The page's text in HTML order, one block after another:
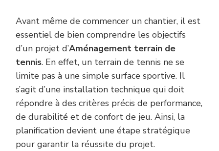
Avant même de commencer un chantier, il est
essentiel de bien comprendre les objectifs
d’un projet d’Aménagement terrain de
tennis. En effet, un terrain de tennis ne se
limite pas à une simple surface sportive. Il
s’agit d’une installation technique qui doit
répondre à des critères précis de performance,
de durabilité et de confort de jeu. Ainsi, la
planification devient une étape stratégique
pour garantir la réussite du projet.